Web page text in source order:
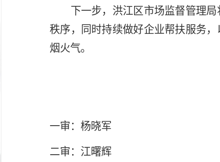
下一步，洪江区市场监督管理
秩序，同时持续做好企业帮扶服务
烟火气。
一审：杨晓军
二审：江曙辉